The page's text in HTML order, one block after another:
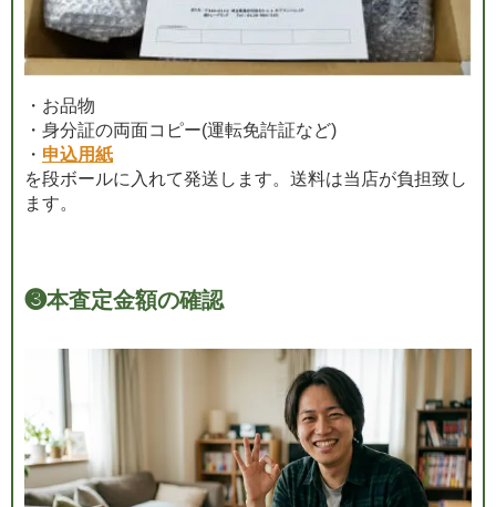
・お品物
・身分証の両面コピー(運転免許証など)
・ 申込用紙
を段ボールに入れて発送します。送料は当店が負担致し
ます。
❸本査定金額の確認